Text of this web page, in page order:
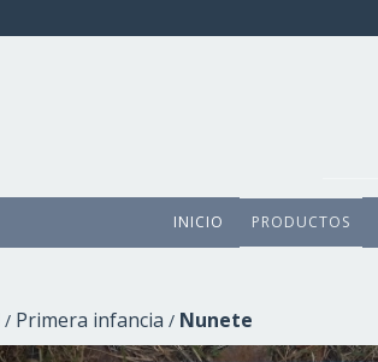
INICIO PRODUCTOS
/ Primera infancia / Nunete